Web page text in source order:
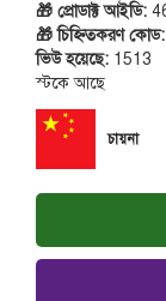
🎁 প্রোডাক্ট আইডি:
🎁 চিহ্নিতকরণ কোড:
ভিউ হয়েছে: 1513
স্টকে আছে
চায়না